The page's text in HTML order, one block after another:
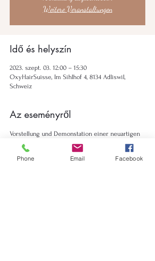
Weitere Veranstaltungen
Idő és helyszín
2023. szept. 03. 12:00 – 15:30
OxyHairSuisse, Im Sihlhof 4, 8134 Adliswil,
Schweiz
Az eseményről
Vorstellung und Demonstation einer neuartigen
Trichologische-Behandlung für das
Haarwachstum mittels Sauerstofftherapie.
Phone Email Facebook